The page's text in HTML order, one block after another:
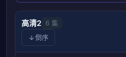
高清2 6 集
倒序